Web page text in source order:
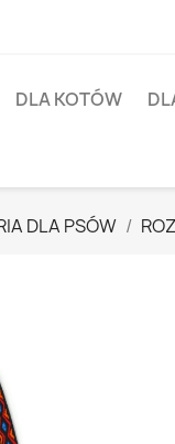
DLA KOTÓW
DLA PSÓW